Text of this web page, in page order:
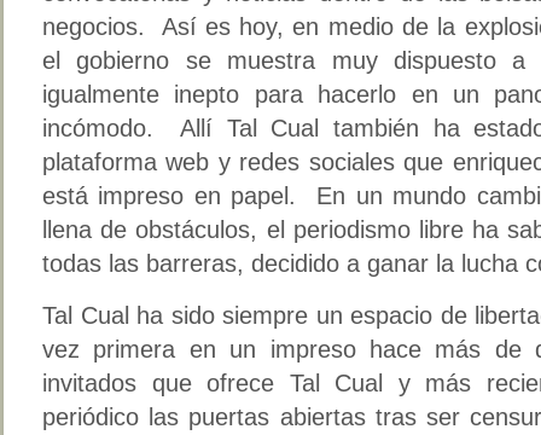
negocios. Así es hoy, en medio de la
el gobierno se muestra muy dispuesto a
igualmente inepto para hacerlo en un
incómodo. Allí Tal Cual también ha
plataforma web y redes sociales que
está impreso en papel. En un mundo
llena de obstáculos, el periodismo libre ha
todas las barreras, decidido a ganar la lucha
Tal Cual ha sido siempre un espacio de
vez primera en un impreso hace más de
invitados que ofrece Tal Cual y más
periódico las puertas abiertas tras ser